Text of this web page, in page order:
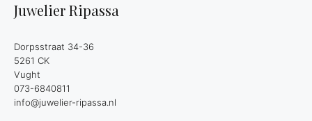
Juwelier Ripassa
Dorpsstraat 34-36
5261 CK
Vught
073-6840811
info@juwelier-ripassa.nl